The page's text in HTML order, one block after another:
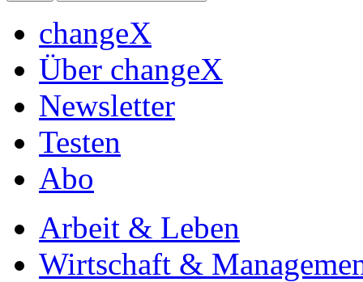
changeX
Über changeX
Newsletter
Testen
Abo
Arbeit & Leben
Wirtschaft &